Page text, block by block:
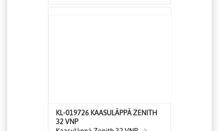
KL-019726 KAASULÄPPÄ ZENITH
32 VNP